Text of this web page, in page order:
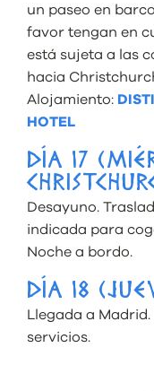
un paseo en
favor tengan en
está sujeta a las
hacia
Alojamiento:
HOTEL
DÍA 17
Desayuno.
indicada para
Noche a bordo.
DÍA 18
Llegada a
servicios.